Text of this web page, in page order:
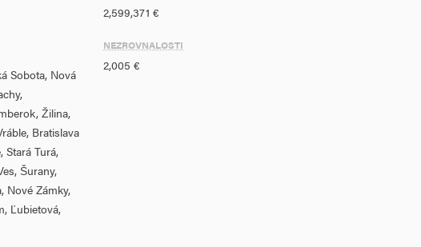
lokalitách
prác.
odbery
siete
na
Sobota, Nová
Žilina,
Bratislava
Stará Turá,
Šurany,
Nové Zámky,
Ľubietová,
2,599,371 €
NEZROVNALOSTI
2,005 €